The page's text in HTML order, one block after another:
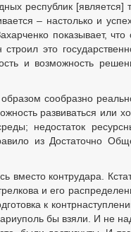
республик [является]
– настолько и
показывает, что
это
и возможность
сообразно
развиваться или
недостаток
из Достаточно
вместо контрудара.
и его
к
бы взяли. И не